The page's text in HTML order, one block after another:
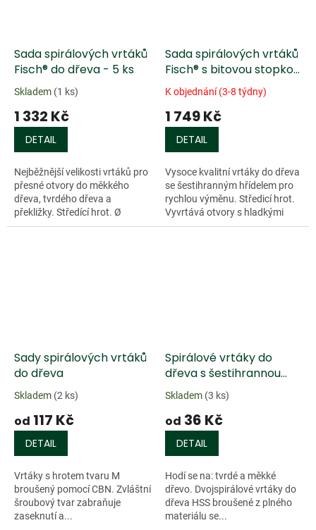
Sada spirálových vrtáků
Fisch® do dřeva - 5 ks
Skladem (1 ks)
1 332 Kč
DETAIL
Nejběžnější velikosti vrtáků pro
přesné otvory do měkkého
dřeva, tvrdého dřeva a
překližky. Středící hrot. Ø
4/5/6/8/10 mm v průhledném
Sada spirálových vrtáků
Fisch® s bitovou stopkou
do dřeva - 5 ks
K objednání (3-8 týdny)
1 749 Kč
DETAIL
Vysoce kvalitní vrtáky do dřeva
se šestihranným hřídelem pro
rychlou výměnu. Středicí hrot.
Vyvrtává otvory s hladkými
bočními stěnami i ve vláknitých
Sady spirálových vrtáků
do dřeva
Skladem (2 ks)
od 117 Kč
DETAIL
Vrtáky s hrotem tvaru M
broušený pomocí CBN. Zvláštní
šroubový tvar zabraňuje
zaseknutí a...
Spirálové vrtáky do
dřeva s šestihrannou
stopkou 1/4"
Skladem (3 ks)
od 36 Kč
DETAIL
Hodí se na: tvrdé a měkké
dřevo. Dvojspirálové vrtáky do
dřeva HSS broušené z plného
materiálu se...